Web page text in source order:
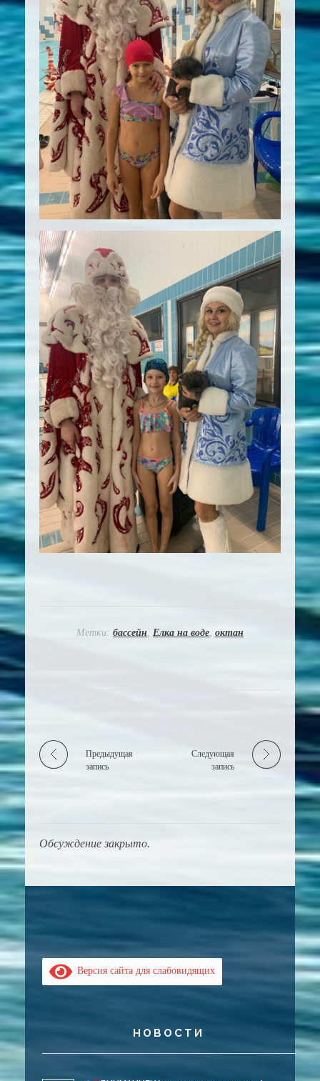
Метки: бассейн Елка на воде октан
Предыдущая
запись
Следующая
запись
Обсуждение закрыто.
Версия сайта для слабовидящих
НОВОСТИ